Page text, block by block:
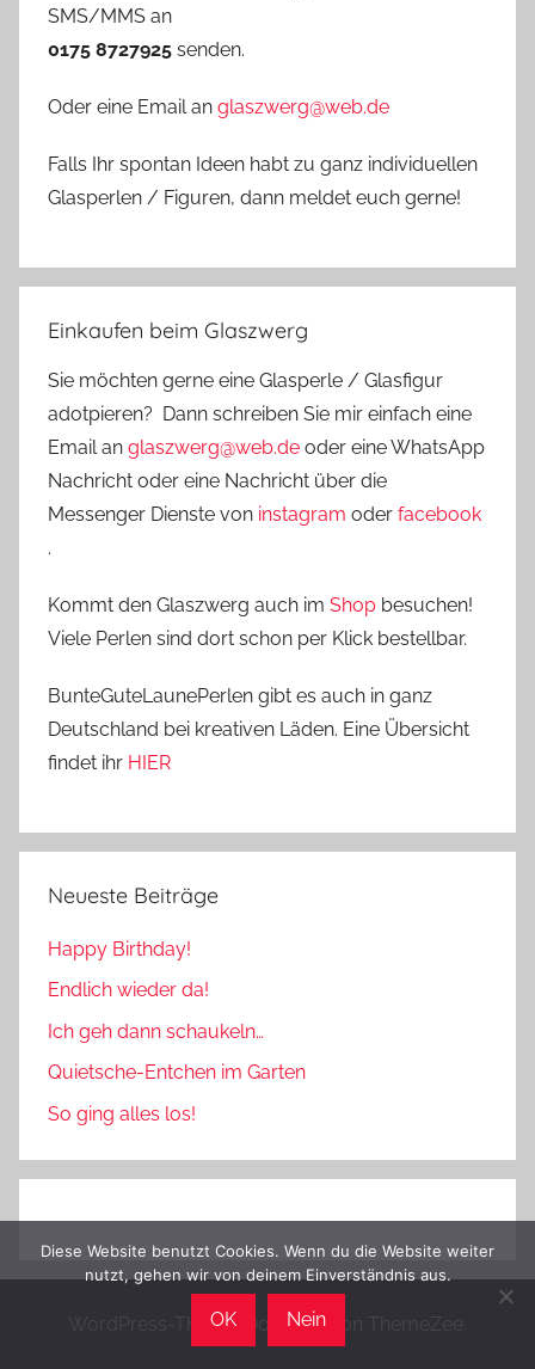
SMS/MMS an
0175 8727925 senden.
Oder eine Email an glaszwerg@web.de
Falls Ihr spontan Ideen habt zu ganz individuellen
Glasperlen / Figuren, dann meldet euch gerne!
Einkaufen beim Glaszwerg
Sie möchten gerne eine Glasperle / Glasfigur
adotpieren? Dann schreiben Sie mir einfach eine
Email an glaszwerg@web.de oder eine WhatsApp
Nachricht oder eine Nachricht über die
Messenger Dienste von instagram oder facebook
.
Kommt den Glaszwerg auch im Shop besuchen!
Viele Perlen sind dort schon per Klick bestellbar.
BunteGuteLaunePerlen gibt es auch in ganz
Deutschland bei kreativen Läden. Eine Übersicht
findet ihr HIER
Neueste Beiträge
Happy Birthday!
Endlich wieder da!
Ich geh dann schaukeln…
Quietsche-Entchen im Garten
So ging alles los!
WordPress-Theme: Donovan von ThemeZee.
Diese Website benutzt Cookies. Wenn du die Website weiter
nutzt, gehen wir von deinem Einverständnis aus.
OK Nein